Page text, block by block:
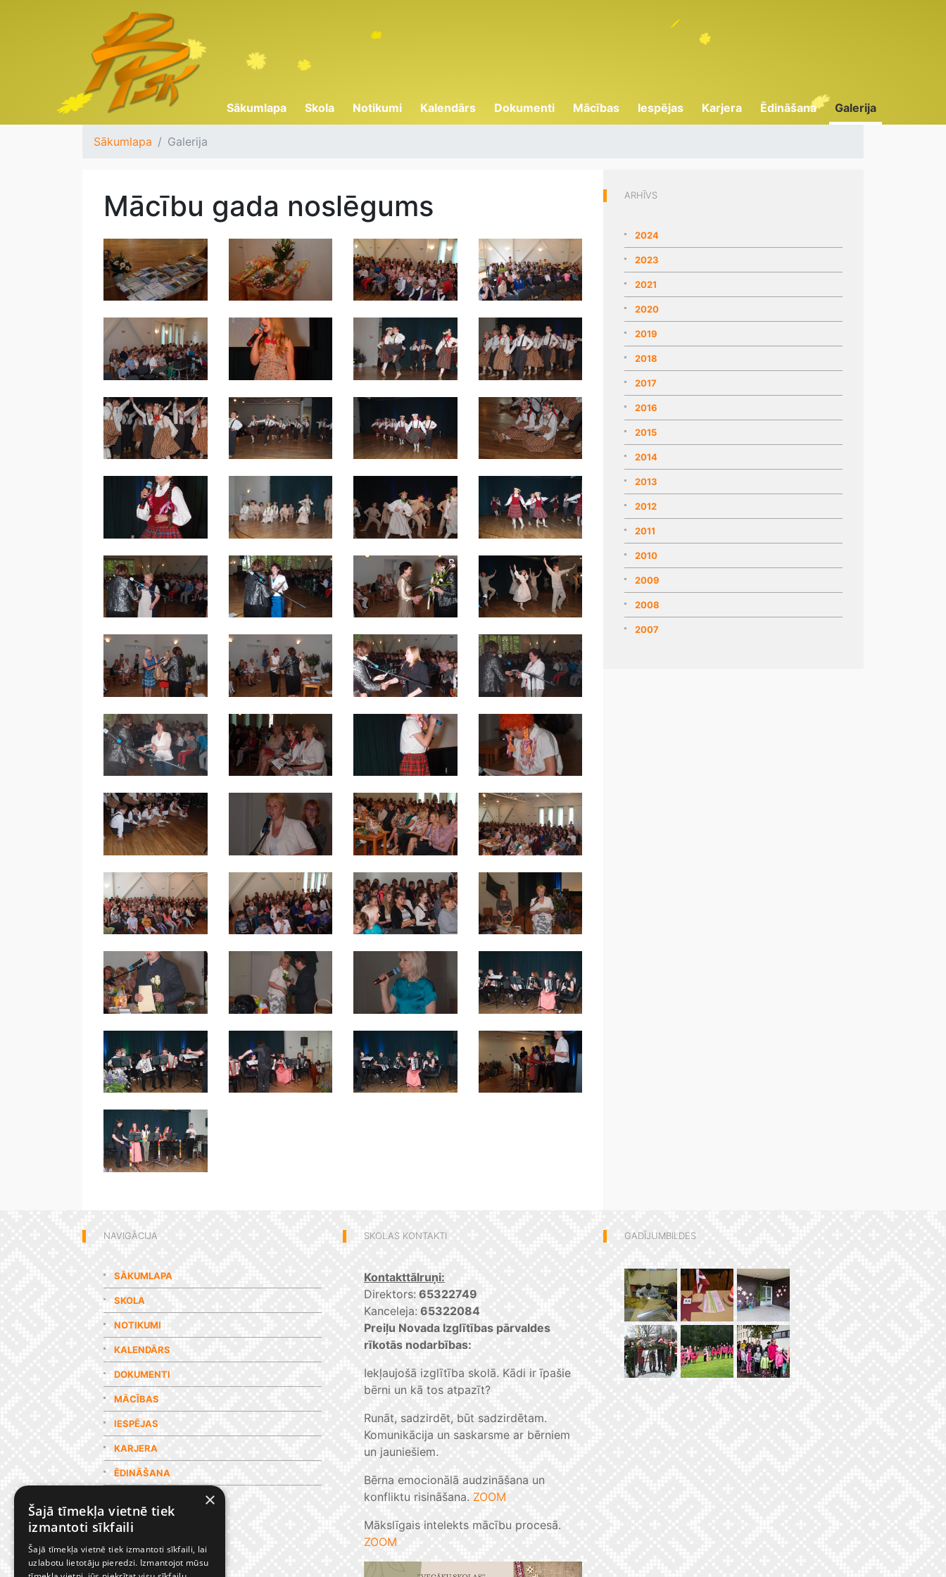
Sākumlapa Skola Notikumi Kalendārs Dokumenti Mācības Iespējas Karjera Ēdināšana Galerija
Sākumlapa Galerija
Mācību gada noslēgums ARHĪVS
2024
2023
2021
2020
2019
2018
2017
2016
2015
2014
2013
2012
2011
2010
2009
2008
2007
NAVIGĀCIJA
SĀKUMLAPA
SKOLA
NOTIKUMI
KALENDĀRS
DOKUMENTI
MĀCĪBAS
IESPĒJAS
KARJERA
ĒDINĀŠANA
SKOLAS KONTAKTI
Kontakttālruņi:
Direktors: 65322749
Kanceleja: 65322084
Preiļu Novada Izglītības pārvaldes
rīkotās nodarbības:
Iekļaujošā izglītība skolā. Kādi ir īpašie
bērni un kā tos atpazīt?
Runāt, sadzirdēt, būt sadzirdētam.
Komunikācija un saskarsme ar bērniem
un jauniešiem.
Bērna emocionālā audzināšana un
konfliktu risināšana. ZOOM
Mākslīgais intelekts mācību procesā.
ZOOM
GADĪJUMBILDES
×
Šajā tīmekļa vietnē tiek
izmantoti sīkfaili
Šajā tīmekļa vietnē tiek izmantoti sīkfaili, lai
uzlabotu lietotāju pieredzi. Izmantojot mūsu